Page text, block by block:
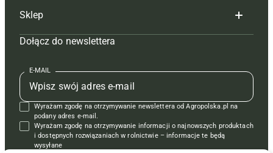
Tagi
Mapa serwisu
Kontakt
Regulamin
Polityka prywatności
Hoduj z głową świnie
Prenumerata
Redakcja
Kontakt
Reklama
Redakcja
Prenumerata
Reklama
Kontakt
Krzyżówki
Sklep
Czasopisma i prenumerata
Książki
Regulamin
Dołącz do newslettera
E-MAIL
Wyrażam zgodę na otrzymywanie newslettera od Agropolska.pl na
podany adres e-mail.
Wyrażam zgodę na otrzymywanie informacji o najnowszych produktach
i dostępnych rozwiązaniach w rolnictwie – informacje te będą
wysyłane